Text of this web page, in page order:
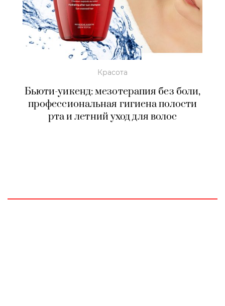
Красота
Бьюти-уикенд: мезотерапия без боли,
профессиональная гигиена полости
рта и летний уход для волос